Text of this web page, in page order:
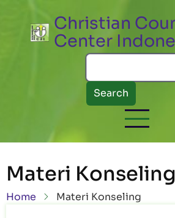
Christian
Center
Search
Materi Konseling
Breadcrumb
Home Materi Konseling